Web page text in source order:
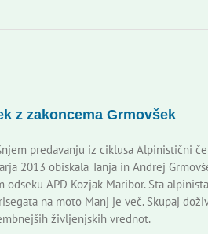
z zakoncema Grmovšek
predavanju iz ciklusa Alpinistični
2013 obiskala Tanja in Andrej
APD Kozjak Maribor. Sta
na moto Manj je več. Skupaj
življenjskih vrednot.